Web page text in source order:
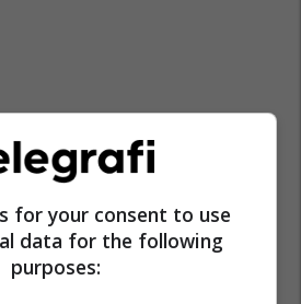
for your consent to use
data for the following
purposes: